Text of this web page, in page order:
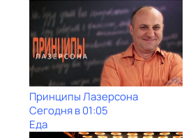
Принципы Лазерсона
Сегодня в 01:05
Еда